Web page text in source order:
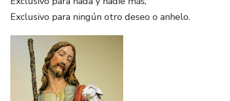
Exclusivo para ningún otro deseo o anhelo.